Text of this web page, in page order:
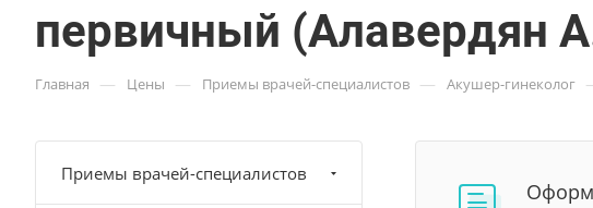
первичный (Алавердян
Главная — Цены — Приемы врачей-специалистов — Акушер-гинеколог
Приемы врачей-специалистов